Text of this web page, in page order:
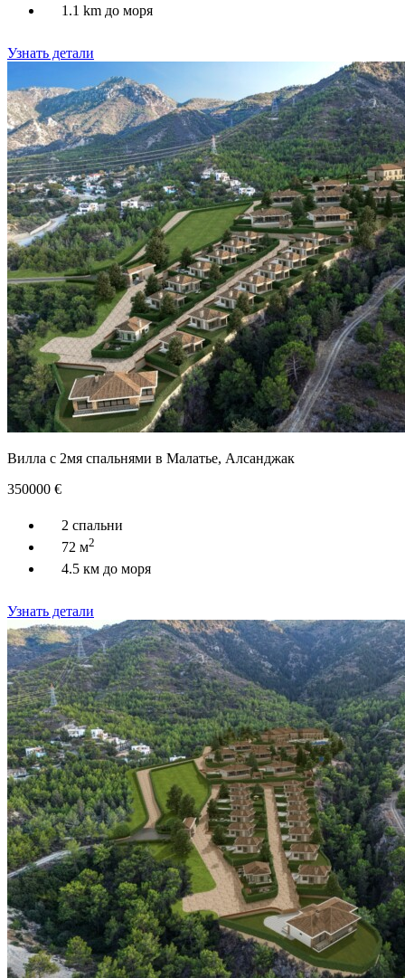
1.1 km до моря
Узнать детали
Вилла с 2мя спальнями в Малатье, Алсанджак
350000 €
2 спальни
72 м2
4.5 км до моря
Узнать детали